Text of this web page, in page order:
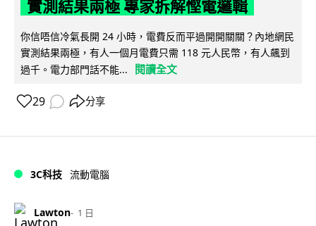
實測結果兩極 專家拆解慳電邏輯
你信唔信冷氣長開 24 小時，電費反而平過開開關關？內地網民
實測結果兩極，有人一個月電費只需 118 元人民幣，有人飆到
過千。電力部門話不能...
閱讀全文
29 分享
3C科技 流動電腦
Lawton 1 日